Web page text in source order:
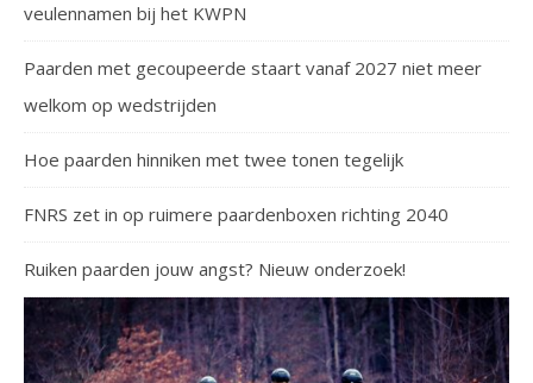
veulennamen bij het KWPN
Paarden met gecoupeerde staart vanaf 2027 niet meer
welkom op wedstrijden
Hoe paarden hinniken met twee tonen tegelijk
FNRS zet in op ruimere paardenboxen richting 2040
Ruiken paarden jouw angst? Nieuw onderzoek!